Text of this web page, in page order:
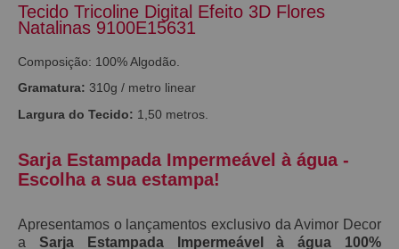
Tecido Tricoline Digital Efeito 3D Flores
Natalinas 9100E15631
Composição: 100% Algodão.
Gramatura: 310g / metro linear
Largura do Tecido: 1,50 metros.
Sarja Estampada Impermeável à água -
Escolha a sua estampa!
Apresentamos o lançamentos exclusivo da Avimor Decor
a Sarja Estampada Impermeável à água 100%